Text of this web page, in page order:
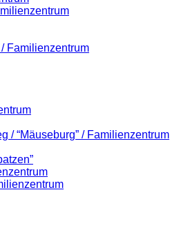
Familienzentrum
/ “Mäuseburg” / Familienzentrum